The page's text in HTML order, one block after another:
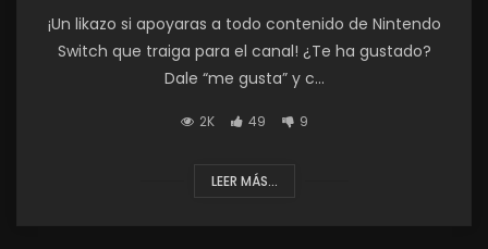
¡Un likazo si apoyaras a todo contenido de Nintendo
Switch que traiga para el canal! ¿Te ha gustado?
Dale “me gusta” y c...
2K 49 9
LEER MÁS...